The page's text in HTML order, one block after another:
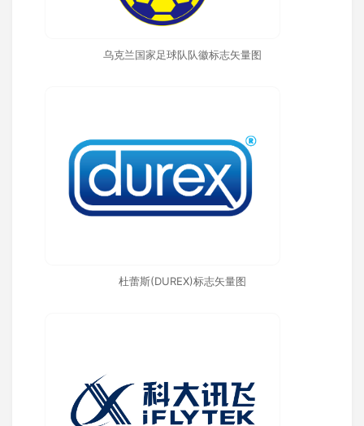
乌克兰国家足球队队徽标志矢量图
杜蕾斯(DUREX)标志矢量图